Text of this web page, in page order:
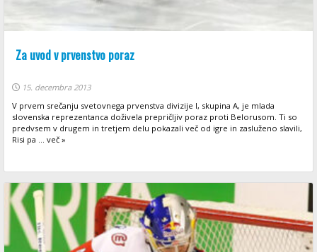
Za uvod v prvenstvo poraz
15. decembra 2013
V prvem srečanju svetovnega prvenstva divizije I, skupina A, je mlada
slovenska reprezentanca doživela prepričljiv poraz proti Belorusom. Ti so
predvsem v drugem in tretjem delu pokazali več od igre in zasluženo slavili,
Risi pa ... več »